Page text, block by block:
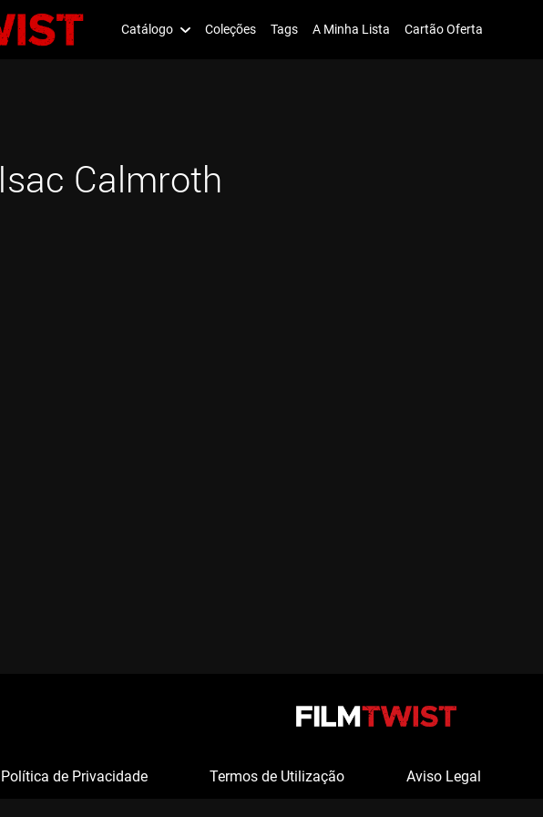
Catálogo Coleções Tags A Minha Lista Cartão Oferta
Isac Calmroth
Política de Privacidade Termos de Utilização Aviso Legal